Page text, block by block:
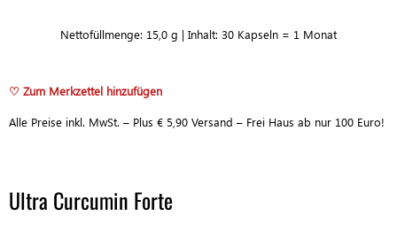
Nettofüllmenge: 15,0 g | Inhalt: 30 Kapseln = 1 Monat
♡ Zum Merkzettel hinzufügen
Alle Preise inkl. MwSt. – Plus € 5,90 Versand – Frei Haus ab nur 100 Euro!
Ultra Curcumin Forte